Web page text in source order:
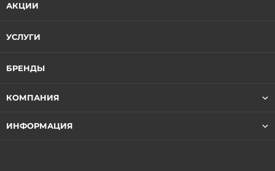
АКЦИИ
УСЛУГИ
БРЕНДЫ
КОМПАНИЯ
ИНФОРМАЦИЯ